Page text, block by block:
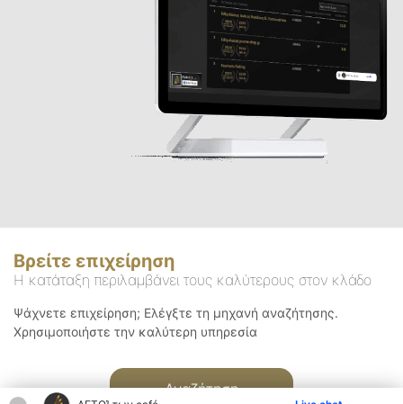
Βρείτε επιχείρηση
Η κατάταξη περιλαμβάνει τους καλύτερους στον κλάδο
Ψάχνετε επιχείρηση; Ελέγξτε τη μηχανή αναζήτησης.
Χρησιμοποιήστε την καλύτερη υπηρεσία
Αναζήτηση